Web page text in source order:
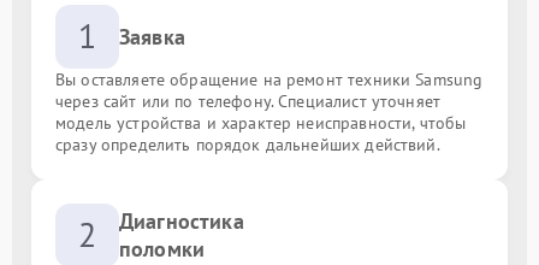
1 Заявка
Вы оставляете обращение на ремонт техники Samsung
через сайт или по телефону. Специалист уточняет
модель устройства и характер неисправности, чтобы
сразу определить порядок дальнейших действий.
2
Диагностика
поломки